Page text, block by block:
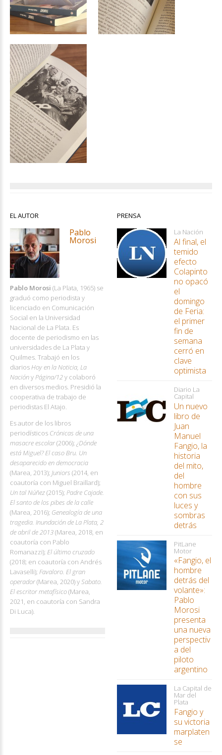
EL AUTOR
Pablo
Morosi
Pablo Morosi (La Plata, 1965) se
graduó como periodista y
licenciado en Comunicación
Social en la Universidad
Nacional de La Plata. Es
docente de periodismo en las
universidades de La Plata y
Quilmes. Trabajó en los
diariosHoy en la Noticia, La
NaciónyPágina/12y colaboró
en diversos medios. Presidió la
cooperativa de trabajo de
periodistas El Atajo.
Es autor de los libros
periodísticos Crónicas de una
masacre escolar(2006); ¿Dónde
está Miguel? El caso Bru. Un
desaparecido en democracia
(Marea, 2013); Juniors (2014, en
coautoría con Miguel Braillard);
Un tal Núñez(2015); Padre Cajade.
El santo de los pibes de la calle
(Marea, 2016); Genealogía de una
tragedia. Inundación de La Plata, 2
de abril de 2013(Marea, 2018, en
coautoría con Pablo
Romanazzi); El último cruzado
(2018; en coautoría con Andrés
Lavaselli); Favaloro. El gran
operador(Marea, 2020) ySabato.
El escritor metafísico(Marea,
2021, en coautoría con Sandra
Di Luca).
PRENSA
La Nación
Al final, el
temido
efecto
Colapinto
no opacó
el
domingo
de Feria:
el primer
fin de
semana
cerró en
clave
optimista
Diario La
Capital
Un nuevo
libro de
Juan
Manuel
Fangio, la
historia
del mito,
del
hombre
con sus
luces y
sombras
detrás
PitLane
Motor
«Fangio, el
hombre
detrás del
volante»:
Pablo
Morosi
presenta
una nueva
perspectiv
a del
piloto
argentino
La Capital de
Mar del
Plata
Fangio y
su victoria
marplaten
se